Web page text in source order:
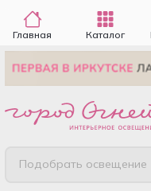
Главная Каталог
Подобрать освещение